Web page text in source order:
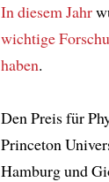
In diesem Jahr
wichtige
haben.
Den Preis für
Princeton
Hamburg und